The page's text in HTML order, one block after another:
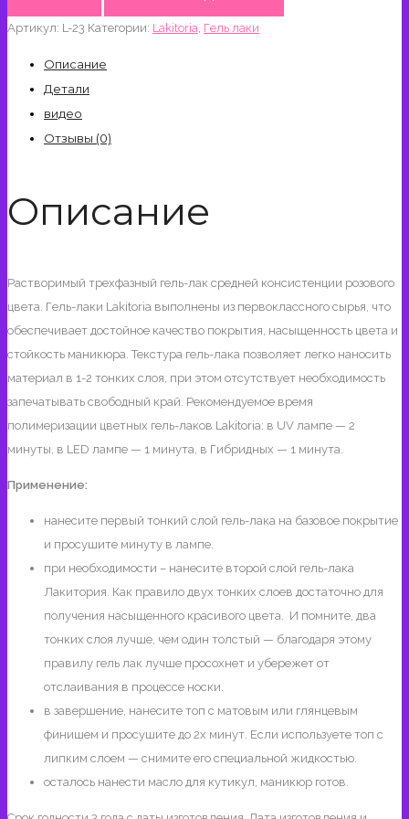
лак
Артикул: L-23 Категории: Lakitoria Гель лаки
Описание
Детали
видео
Отзывы (0)
Описание
Растворимый трехфазный гель-лак средней консистенции розового
цвета. Гель-лаки Lakitoria выполнены из первоклассного сырья, что
обеспечивает достойное качество покрытия, насыщенность цвета и
стойкость маникюра. Текстура гель-лака позволяет легко наносить
материал в 1-2 тонких слоя, при этом отсутствует необходимость
запечатывать свободный край. Рекомендуемое время
полимеризации цветных гель-лаков Lakitoria: в UV лампе — 2
минуты, в LED лампе — 1 минута, в Гибридных — 1 минута.
Применение:
нанесите первый тонкий слой гель-лака на базовое покрытие
и просушите минуту в лампе.
при необходимости – нанесите второй слой гель-лака
Лакитория. Как правило двух тонких слоев достаточно для
получения насыщенного красивого цвета. И помните, два
тонких слоя лучше, чем один толстый — благодаря этому
правилу гель лак лучше просохнет и убережет от
отслаивания в процессе носки.
в завершение, нанесите топ с матовым или глянцевым
финишем и просушите до 2х минут. Если используете топ с
липким слоем — снимите его специальной жидкостью.
осталось нанести масло для кутикул, маникюр готов.